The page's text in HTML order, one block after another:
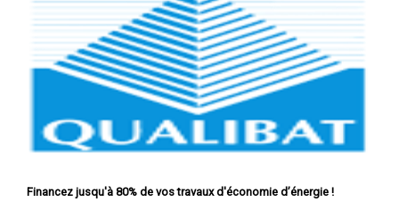
Financez jusqu'à 80% de vos travaux d'économie d’énergie !